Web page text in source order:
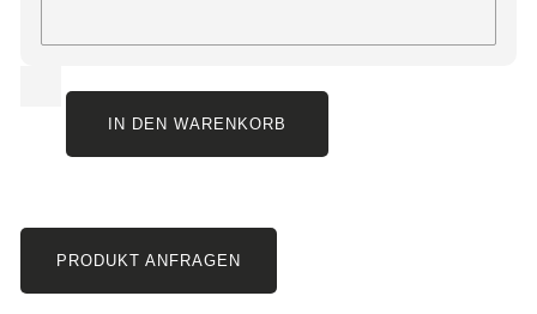
IN DEN WARENKORB
PRODUKT ANFRAGEN